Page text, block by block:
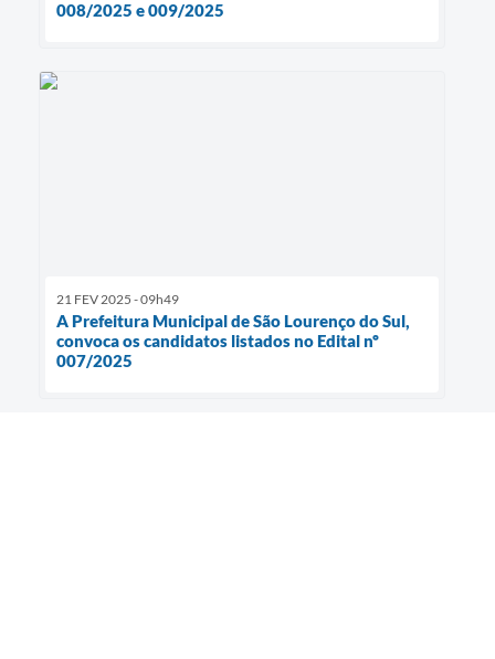
008/2025 e 009/2025
21 FEV 2025 - 09h49
A Prefeitura Municipal de São Lourenço do Sul,
convoca os candidatos listados no Edital nº
007/2025